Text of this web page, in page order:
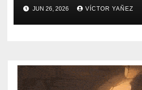
JUN 26, 2026 VÍCTOR YAÑEZ